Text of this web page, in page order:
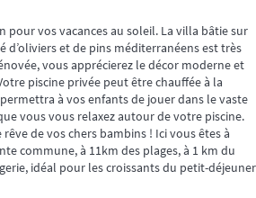
pour vos vacances au soleil. La villa bâtie sur
d’oliviers et de pins méditerranéens est très
vous apprécierez le décor moderne et
piscine privée peut être chauffée à la
à vos enfants de jouer dans le vaste
vous vous relaxez autour de votre piscine.
de vos chers bambins ! Ici vous êtes à
commune, à 11km des plages, à 1 km du
idéal pour les croissants du petit-déjeuner